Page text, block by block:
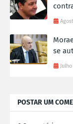
se
POSTAR UM